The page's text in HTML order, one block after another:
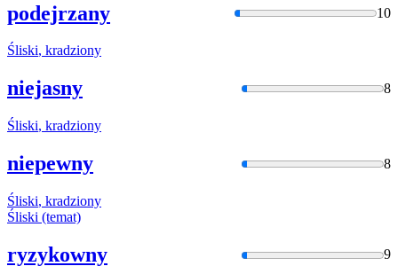
podejrzany 10
Śliski, kradziony
niejasny 8
Śliski, kradziony
niepewny 8
Śliski, kradziony
Śliski (temat)
ryzykowny 9